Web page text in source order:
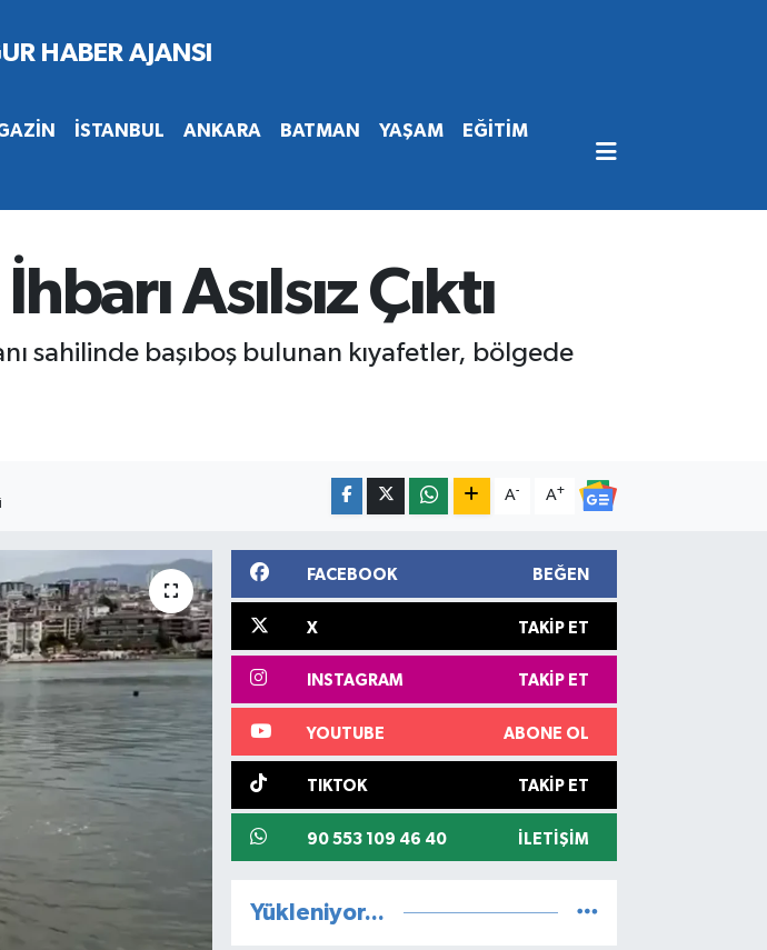
İSTANBUL ANKARA BATMAN YAŞAM EĞİTİM
Asılsız Çıktı
sahilinde başıboş bulunan kıyafetler, bölgede
A- A+
FACEBOOK BEĞEN
X TAKIP ET
INSTAGRAM TAKIP ET
YOUTUBE ABONE OL
TIKTOK TAKIP ET
90 553 109 46 40 İLETIŞIM
Yükleniyor...